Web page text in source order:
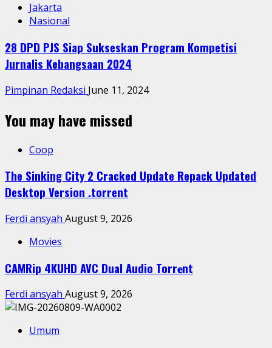
Jakarta
Nasional
28 DPD PJS Siap Sukseskan Program Kompetisi
Jurnalis Kebangsaan 2024
Pimpinan Redaksi June 11, 2024
You may have missed
Coop
The Sinking City 2 Cracked Update Repack Updated
Desktop Version .torrent
Ferdi ansyah August 9, 2026
Movies
CAMRip 4KUHD AVC Dual Audio Torr𝐞nt
Ferdi ansyah August 9, 2026
Umum